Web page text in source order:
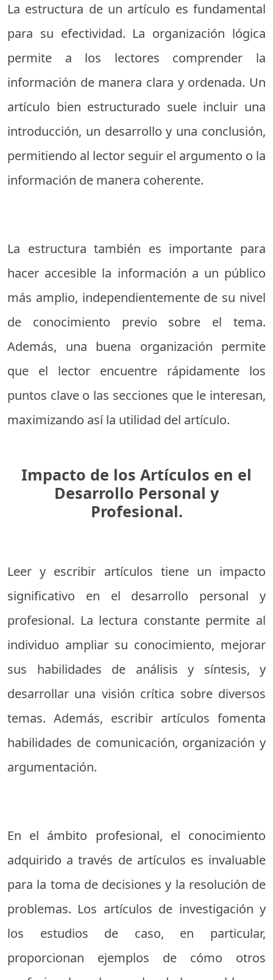
La estructura de un artículo es fundamental
para su efectividad. La organización lógica
permite a los lectores comprender la
información de manera clara y ordenada. Un
artículo bien estructurado suele incluir una
introducción, un desarrollo y una conclusión,
permitiendo al lector seguir el argumento o la
información de manera coherente.
La estructura también es importante para
hacer accesible la información a un público
más amplio, independientemente de su nivel
de conocimiento previo sobre el tema.
Además, una buena organización permite
que el lector encuentre rápidamente los
puntos clave o las secciones que le interesan,
maximizando así la utilidad del artículo.
Impacto de los Artículos en el
Desarrollo Personal y
Profesional.
Leer y escribir artículos tiene un impacto
significativo en el desarrollo personal y
profesional. La lectura constante permite al
individuo ampliar su conocimiento, mejorar
sus habilidades de análisis y síntesis, y
desarrollar una visión crítica sobre diversos
temas. Además, escribir artículos fomenta
habilidades de comunicación, organización y
argumentación.
En el ámbito profesional, el conocimiento
adquirido a través de artículos es invaluable
para la toma de decisiones y la resolución de
problemas. Los artículos de investigación y
los estudios de caso, en particular,
proporcionan ejemplos de cómo otros